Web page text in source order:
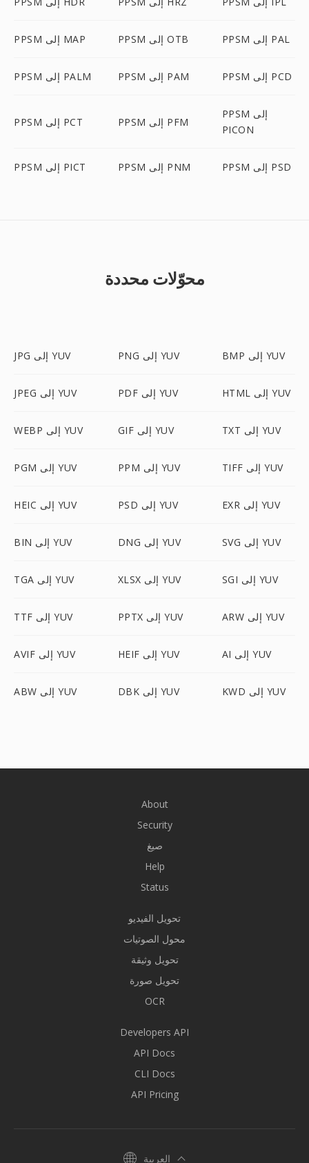
PPSM إلى MAP PPSM إلى OTB PPSM إلى PAL
PPSM إلى PALM PPSM إلى PAM PPSM إلى PCD
PPSM إلى PCT PPSM إلى PFM
PPSM إلى
PICON
PPSM إلى PICT PPSM إلى PNM PPSM إلى PSD
محوّلات محددة
JPG إلى YUV PNG إلى YUV BMP إلى YUV
JPEG إلى YUV PDF إلى YUV HTML إلى YUV
WEBP إلى YUV GIF إلى YUV TXT إلى YUV
PGM إلى YUV PPM إلى YUV TIFF إلى YUV
HEIC إلى YUV PSD إلى YUV EXR إلى YUV
BIN إلى YUV DNG إلى YUV SVG إلى YUV
TGA إلى YUV XLSX إلى YUV SGI إلى YUV
TTF إلى YUV PPTX إلى YUV ARW إلى YUV
AVIF إلى YUV HEIF إلى YUV AI إلى YUV
ABW إلى YUV DBK إلى YUV KWD إلى YUV
About
Security
صيغ
Help
Status
تحويل الفيديو
محول الصوتيات
تحويل وثيقة
تحويل صورة
OCR
Developers API
API Docs
CLI Docs
API Pricing
العربية